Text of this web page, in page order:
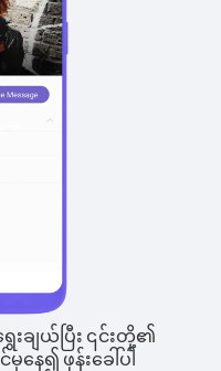
ျယ်ပြီး ၎င်းတို့၏
ေ၍ ဖုန်းခေါ်ပါ